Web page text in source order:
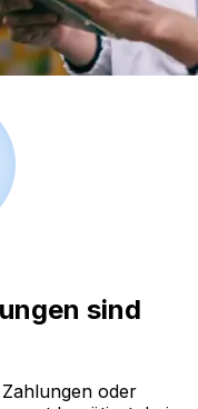
sind
oder